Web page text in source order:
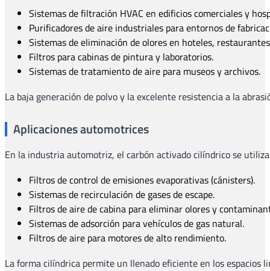
Sistemas de filtración HVAC en edificios comerciales y
Purificadores de aire industriales para entornos de
Sistemas de eliminación de olores en hoteles,
Filtros para cabinas de pintura y laboratorios.
Sistemas de tratamiento de aire para museos y archivos.
La baja generación de polvo y la excelente resistencia a la
Aplicaciones automotrices
En la industria automotriz, el carbón activado cilíndrico se
Filtros de control de emisiones evaporativas (cánisters).
Sistemas de recirculación de gases de escape.
Filtros de aire de cabina para eliminar olores y
Sistemas de adsorción para vehículos de gas natural.
Filtros de aire para motores de alto rendimiento.
La forma cilíndrica permite un llenado eficiente en los espacios